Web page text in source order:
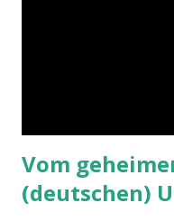
Vom
(deutschen)